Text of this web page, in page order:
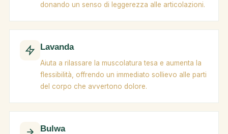
donando un senso di leggerezza alle articolazioni.
Lavanda
Aiuta a rilassare la muscolatura tesa e aumenta la
flessibilità, offrendo un immediato sollievo alle parti
del corpo che avvertono dolore.
Bulwa